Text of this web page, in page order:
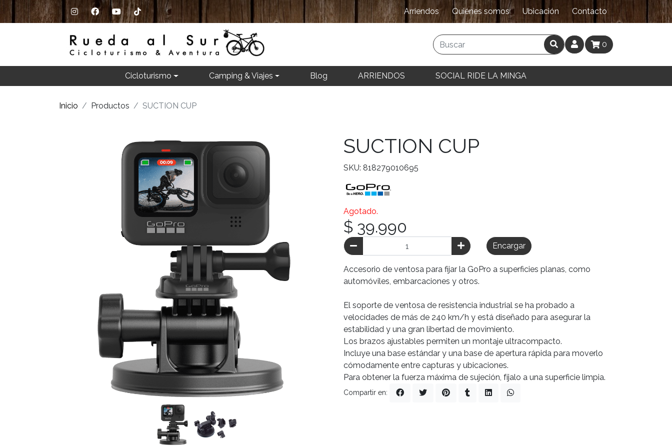
Arriendos Quiénes somos Ubicación Contacto
0
Cicloturismo Camping & Viajes Blog ARRIENDOS SOCIAL RIDE LA MINGA
Inicio Productos SUCTION CUP
SUCTION CUP
SKU: 818279010695
Agotado.
$ 39.990
Encargar
Accesorio de ventosa para fijar la GoPro a superficies planas, como
automóviles, embarcaciones y otros.
El soporte de ventosa de resistencia industrial se ha probado a
velocidades de más de 240 km/h y está diseñado para asegurar la
estabilidad y una gran libertad de movimiento.
Los brazos ajustables permiten un montaje ultracompacto.
Incluye una base estándar y una base de apertura rápida para moverlo
cómodamente entre capturas y ubicaciones.
Para obtener la fuerza máxima de sujeción, fíjalo a una superficie limpia.
Compartir en: